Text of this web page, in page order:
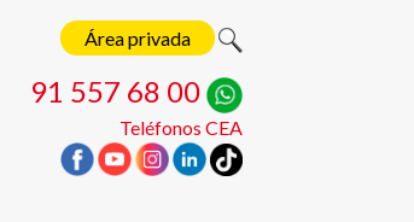
Área privada
91 557 68 00
Teléfonos CEA